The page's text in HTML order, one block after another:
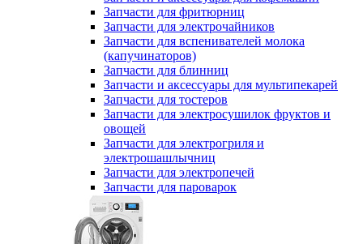
Запчасти для фритюрниц
Запчасти для электрочайников
Запчасти для вспенивателей молока
(капучинаторов)
Запчасти для блинниц
Запчасти и аксессуары для мультипекарей
Запчасти для тостеров
Запчасти для электросушилок фруктов и
овощей
Запчасти для электрогриля и
электрошашлычниц
Запчасти для электропечей
Запчасти для пароварок